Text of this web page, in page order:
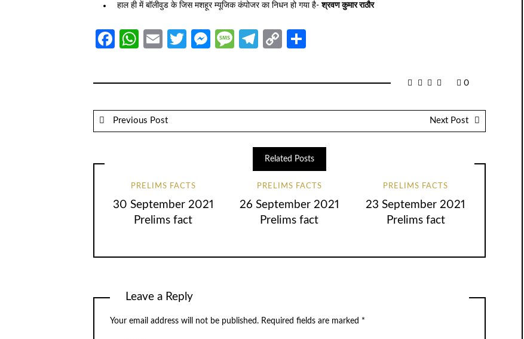
हाल ही में बॉलीवुड के जिस मशहूर म्यूजिक कंपोजर का निधन हो गया है-श्रवण कुमार राठौर
Facebook
WhatsApp
EmailTwitter
Messenger
Message
Telegram
Copy
0
Previous Post Next Post
Related Posts
PRELIMS FACTS
30 September 2021
Prelims fact
PRELIMS FACTS
26 September 2021
Prelims fact
PRELIMS FACTS
23 September 2021
Prelims fact
Leave a Reply
Your email address will not be published. Required fields are marked *